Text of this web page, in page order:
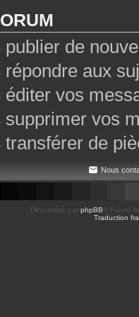
publier de
répondre aux
éditer vos
supprimer vos
transférer de
Nous
Développé par phpBB ® Forum
Traduction